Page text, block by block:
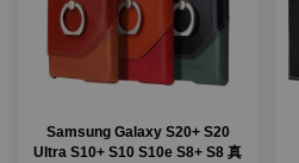
Samsung Galaxy S20+ S20
Ultra S10+ S10 S10e S8+ S8 真